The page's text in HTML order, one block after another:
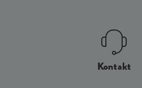
Kontakt